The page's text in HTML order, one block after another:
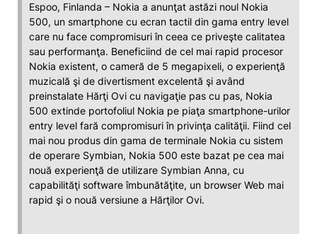
Espoo, Finlanda – Nokia a anunţat astăzi noul Nokia
500, un smartphone cu ecran tactil din gama entry level
care nu face compromisuri în ceea ce priveşte calitatea
sau performanţa. Beneficiind de cel mai rapid procesor
Nokia existent, o cameră de 5 megapixeli, o experienţă
muzicală şi de divertisment excelentă şi având
preinstalate Hărţi Ovi cu navigaţie pas cu pas, Nokia
500 extinde portofoliul Nokia pe piaţa smartphone-urilor
entry level fară compromisuri în privinţa calităţii. Fiind cel
mai nou produs din gama de terminale Nokia cu sistem
de operare Symbian, Nokia 500 este bazat pe cea mai
nouă experienţă de utilizare Symbian Anna, cu
capabilităţi software îmbunătăţite, un browser Web mai
rapid şi o nouă versiune a Hărţilor Ovi.